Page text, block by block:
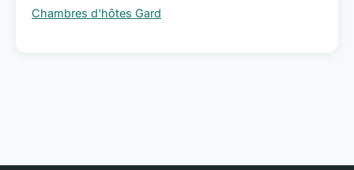
Chambres d'hôtes Gard